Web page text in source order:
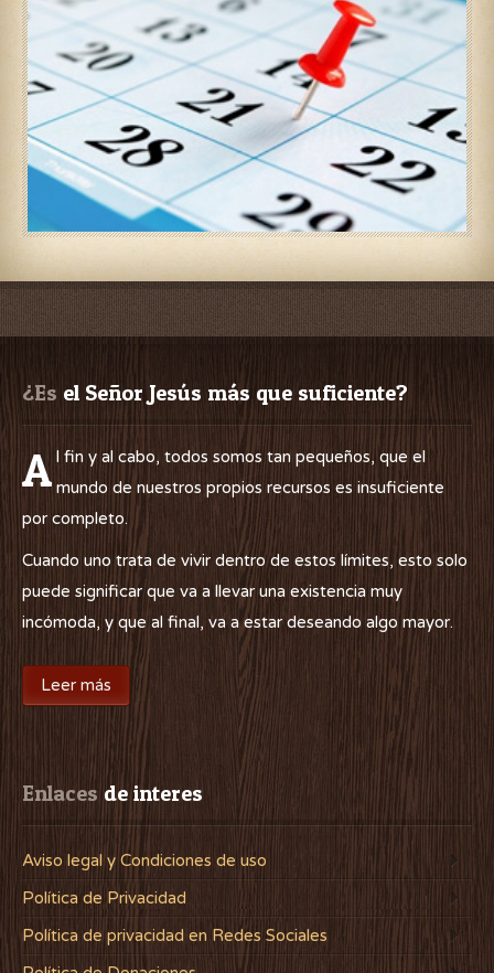
¿Es el Señor Jesús más que suficiente?
A l fin y al cabo, todos somos tan pequeños, que el
mundo de nuestros propios recursos es insuficiente
por completo.
Cuando uno trata de vivir dentro de estos límites, esto solo
puede significar que va a llevar una existencia muy
incómoda, y que al final, va a estar deseando algo mayor.
Leer más
Enlaces de interes
Aviso legal y Condiciones de uso
Política de Privacidad
Política de privacidad en Redes Sociales